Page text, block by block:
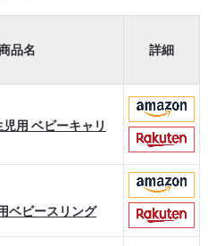
品名 詳細
用 ベビーキャリ
ベビースリング